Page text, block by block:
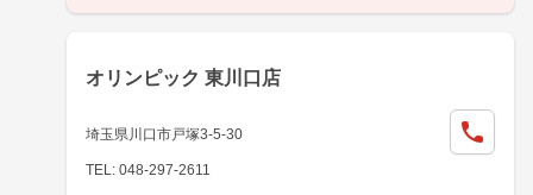
オリンピック 東川口店
埼玉県川口市戸塚3-5-30
TEL: 048-297-2611